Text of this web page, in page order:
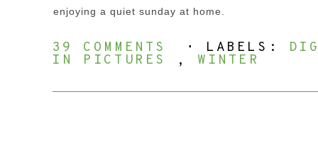
enjoying a quiet sunday at home.
39 COMMENTS ⋅ LABELS:
IN PICTURES , WINTER